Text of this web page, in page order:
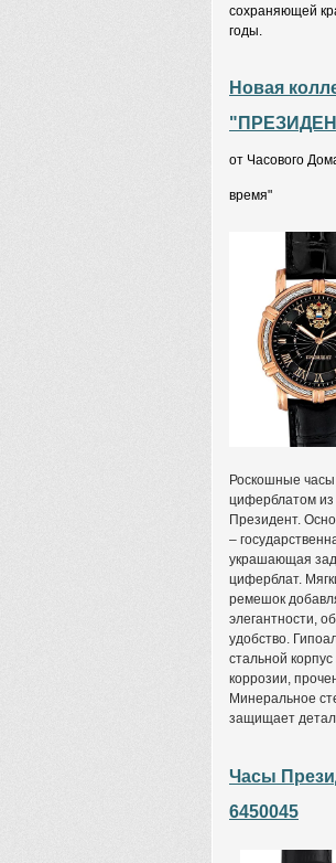
сохраняющей
годы.
Новая
от Часового
время"
Роскошные
циферблатом из
Президент.
–
украшающая
циферблат.
ремешок
элегантности,
удобство.
стальной
коррозии,
Минеральное
защищает
Часы
6450045